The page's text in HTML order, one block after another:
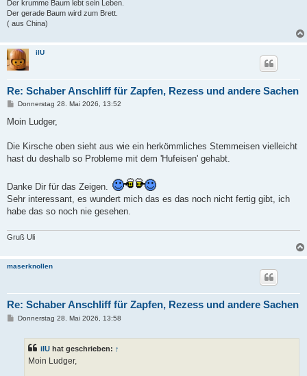
Der krumme Baum lebt sein Leben.
Der gerade Baum wird zum Brett.
( aus China)
ilU
Re: Schaber Anschliff für Zapfen, Rezess und andere Sachen
B
i
a
Donnerstag 28. Mai 2026, 13:52
Moin Ludger,
Die Kirsche oben sieht aus wie ein herkömmliches Stemmeisen vielleicht
hast du deshalb so Probleme mit dem 'Hufeisen' gehabt.
Danke Dir für das Zeigen.
Sehr interessant, es wundert mich das es das noch nicht fertig gibt, ich
habe das so noch nie gesehen.
Gruß Uli
maserknollen
Re: Schaber Anschliff für Zapfen, Rezess und andere Sachen
BDonnerstag 28. Mai 2026, 13:58
ilU hat geschrieben: ↑
Moin Ludger,